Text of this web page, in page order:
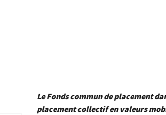
Le Fonds commun de placement
placement collectif en valeurs